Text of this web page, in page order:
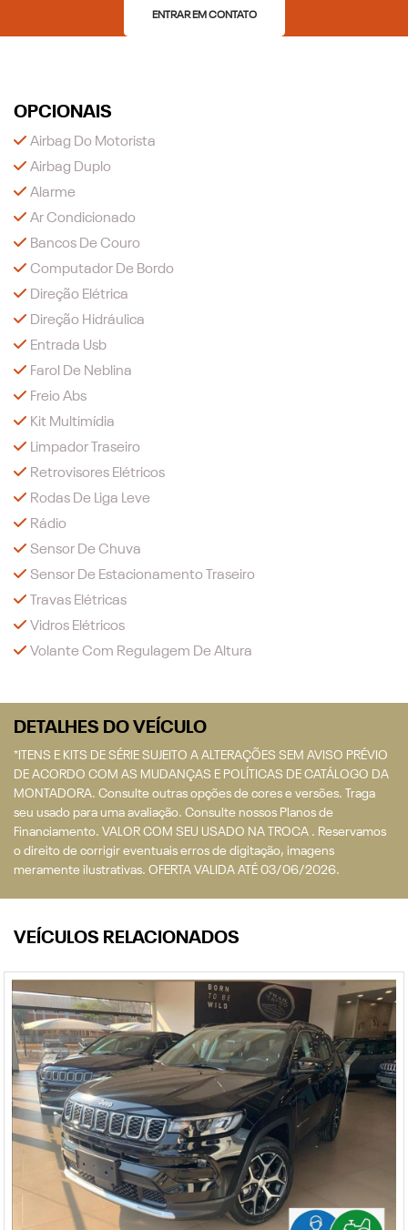
ENTRAR EM CONTATO
OPCIONAIS
Airbag Do Motorista
Airbag Duplo
Alarme
Ar Condicionado
Bancos De Couro
Computador De Bordo
Direção Elétrica
Direção Hidráulica
Entrada Usb
Farol De Neblina
Freio Abs
Kit Multimídia
Limpador Traseiro
Retrovisores Elétricos
Rodas De Liga Leve
Rádio
Sensor De Chuva
Sensor De Estacionamento Traseiro
Travas Elétricas
Vidros Elétricos
Volante Com Regulagem De Altura
DETALHES DO VEÍCULO
*ITENS E KITS DE SÉRIE SUJEITO A ALTERAÇÕES SEM AVISO PRÉVIO
DE ACORDO COM AS MUDANÇAS E POLÍTICAS DE CATÁLOGO DA
MONTADORA. Consulte outras opções de cores e versões. Traga
seu usado para uma avaliação. Consulte nossos Planos de
Financiamento. VALOR COM SEU USADO NA TROCA . Reservamos
o direito de corrigir eventuais erros de digitação, imagens
meramente ilustrativas. OFERTA VALIDA ATÉ 03/06/2026.
VEÍCULOS RELACIONADOS